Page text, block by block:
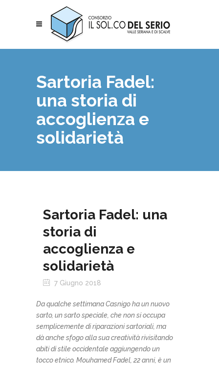
Sartoria Fadel:
una storia di
accoglienza e
solidarietà
Sartoria Fadel: una
storia di
accoglienza e
solidarietà
7 Giugno 2018
Da qualche settimana Casnigo ha un nuovo
sarto, un sarto speciale, che non si occupa
semplicemente di riparazioni sartoriali, ma
dà anche sfogo alla sua creatività rivisitando
abiti di stile occidentale aggiungendo un
tocco etnico. Mouhamed Fadel, 22 anni, è un